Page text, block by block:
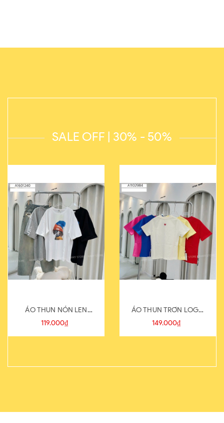
SALE OFF | 30% - 50%
ÁO THUN NÓN LEN
821-1
119.000₫
ÁO THUN TRƠN LOGO
SAU
149.000₫